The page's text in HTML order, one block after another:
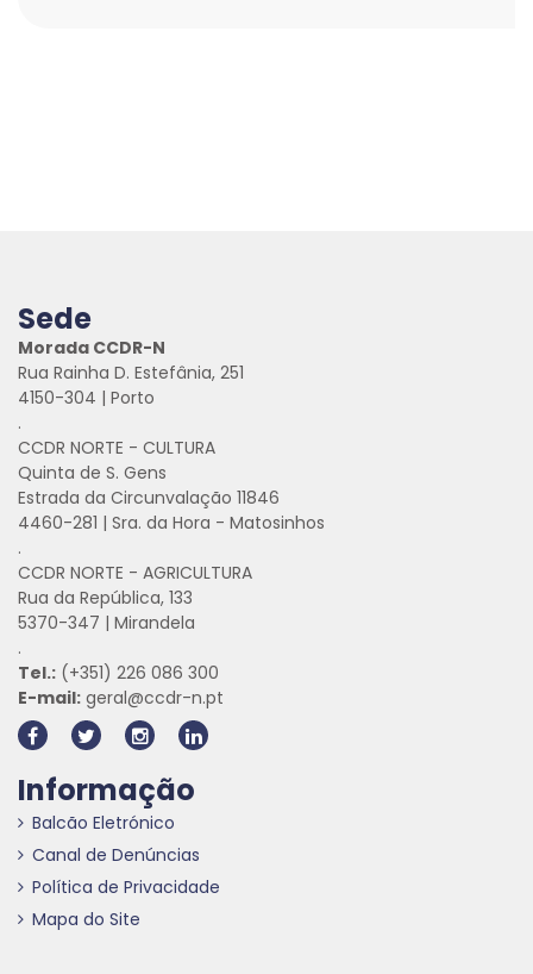
Sede
Morada CCDR-N
Rua Rainha D. Estefânia, 251
4150-304 | Porto
.
CCDR NORTE - CULTURA
Quinta de S. Gens
Estrada da Circunvalação 11846
4460-281 | Sra. da Hora - Matosinhos
.
CCDR NORTE - AGRICULTURA
Rua da República, 133
5370-347 | Mirandela
.
Tel.: (+351) 226 086 300
E-mail: geral@ccdr-n.pt
Informação
Balcão Eletrónico
Canal de Denúncias
Política de Privacidade
Mapa do Site